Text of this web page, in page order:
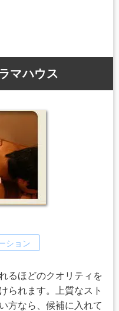
マハウス
ション
るほどのクオリティを
られます。上質なスト
方なら、候補に入れて